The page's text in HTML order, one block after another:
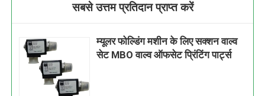
सबसे उत्तम प्रतिदान प्राप्त करें
म्यूलर फोल्डिंग मशीन के लिए सक्शन वाल्व
सेट MBO वाल्व ऑफसेट प्रिंटिंग पार्ट्स